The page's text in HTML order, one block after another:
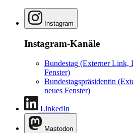
Instagram
Instagram-Kanäle
Bundestag (Externer Link,
Fenster)
Bundestagspräsidentin
neues Fenster)
LinkedIn
Mastodon